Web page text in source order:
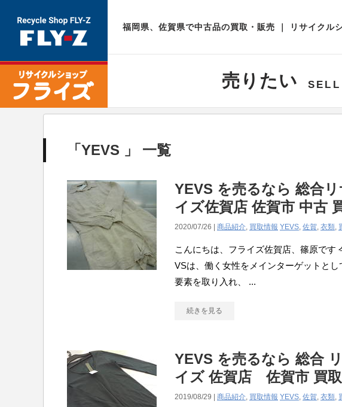
福岡県、佐賀県で中古品の買取・販売 ｜ リサイクル
売りたい SELL
「YEVS 」 一覧
YEVS を売るなら 総合
イズ佐賀店 佐賀市 中古
2020/07/26 | 商品紹介, 買取情報 YEVS, 佐賀, 衣類,
こんにちは、フライズ佐賀店、篠原です
VSは、働く女性をメインターゲットと
要素を取り入れ、 ...
続きを見る
YEVS を売るなら 総合
イズ 佐賀店 佐賀市 買取
2019/08/29 | 商品紹介, 買取情報 YEVS, 佐賀, 衣類,